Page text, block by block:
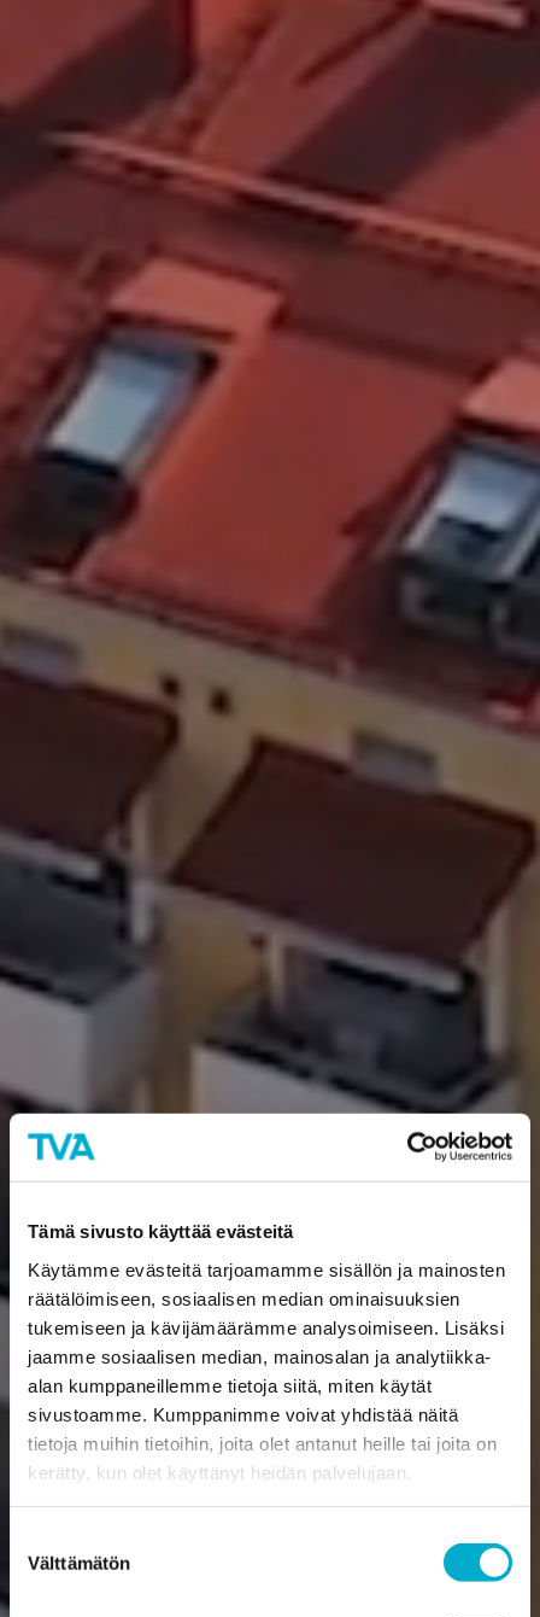
Tämä sivusto käyttää evästeitä
Käytämme evästeitä tarjoamamme sisällön ja mainosten
räätälöimiseen, sosiaalisen median ominaisuuksien
tukemiseen ja kävijämäärämme analysoimiseen. Lisäksi
jaamme sosiaalisen median, mainosalan ja analytiikka-
alan kumppaneillemme tietoja siitä, miten käytät
sivustoamme. Kumppanimme voivat yhdistää näitä
tietoja muihin tietoihin, joita olet antanut heille tai joita on
kerätty, kun olet käyttänyt heidän palvelujaan.
valinta
Välttämätön